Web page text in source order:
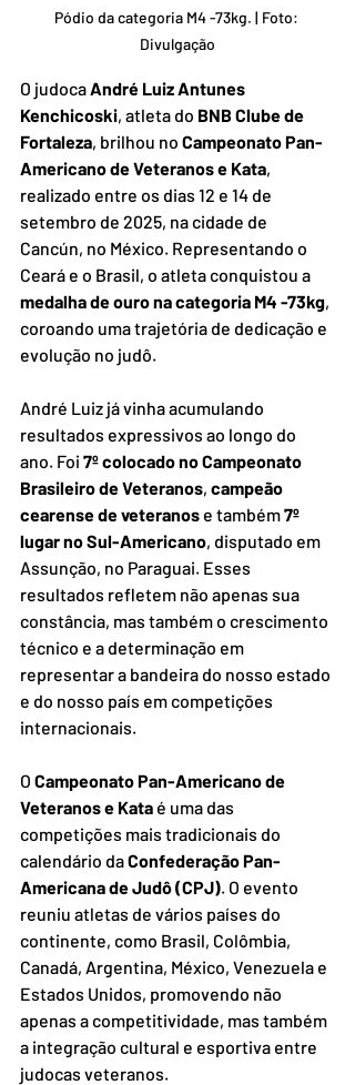
Pódio da categoria M4 -73kg. | Foto:
Divulgação
O judoca André Luiz Antunes
Kenchicoski, atleta do BNB Clube de
Fortaleza, brilhou no Campeonato Pan-
Americano de Veteranos e Kata,
realizado entre os dias 12 e 14 de
setembro de 2025, na cidade de
Cancún, no México. Representando o
Ceará e o Brasil, o atleta conquistou a
medalha de ouro na categoria M4 -73kg,
coroando uma trajetória de dedicação e
evolução no judô.
André Luiz já vinha acumulando
resultados expressivos ao longo do
ano. Foi 7º colocado no Campeonato
Brasileiro de Veteranos, campeão
cearense de veteranos e também 7º
lugar no Sul-Americano, disputado em
Assunção, no Paraguai. Esses
resultados refletem não apenas sua
constância, mas também o crescimento
técnico e a determinação em
representar a bandeira do nosso estado
e do nosso país em competições
internacionais.
O Campeonato Pan-Americano de
Veteranos e Kata é uma das
competições mais tradicionais do
calendário da Confederação Pan-
Americana de Judô (CPJ). O evento
reuniu atletas de vários países do
continente, como Brasil, Colômbia,
Canadá, Argentina, México, Venezuela e
Estados Unidos, promovendo não
apenas a competitividade, mas também
a integração cultural e esportiva entre
judocas veteranos.